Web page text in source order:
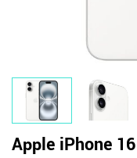
Apple iPhone